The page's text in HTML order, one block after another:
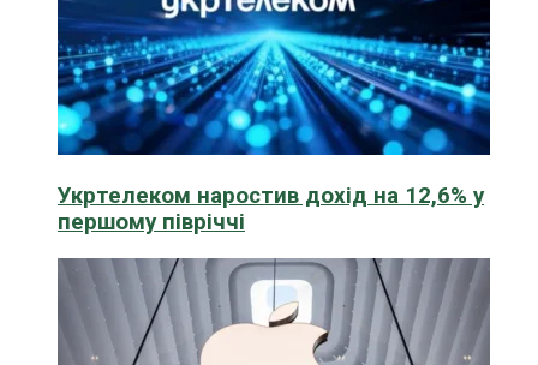
Укртелеком наростив дохід на 12,6% у
першому півріччі